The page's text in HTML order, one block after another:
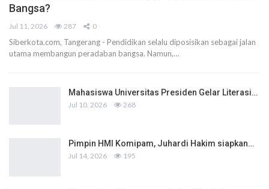
Bangsa?
Jul 11, 2026 287 0
Siberkota.com, Tangerang - Pendidikan selalu diposisikan sebagai jalan
utama membangun peradaban bangsa. Namun,…
Mahasiswa Universitas Presiden Gelar Literasi…
Jul 10, 2026 268
Pimpin HMI Komipam, Juhardi Hakim siapkan…
Jul 14, 2026 195